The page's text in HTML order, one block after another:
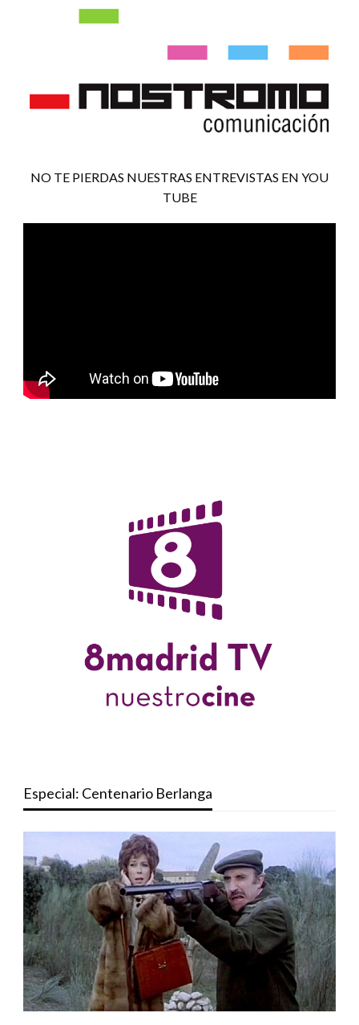
NO TE PIERDAS NUESTRAS ENTREVISTAS EN YOU
TUBE
Especial: Centenario Berlanga